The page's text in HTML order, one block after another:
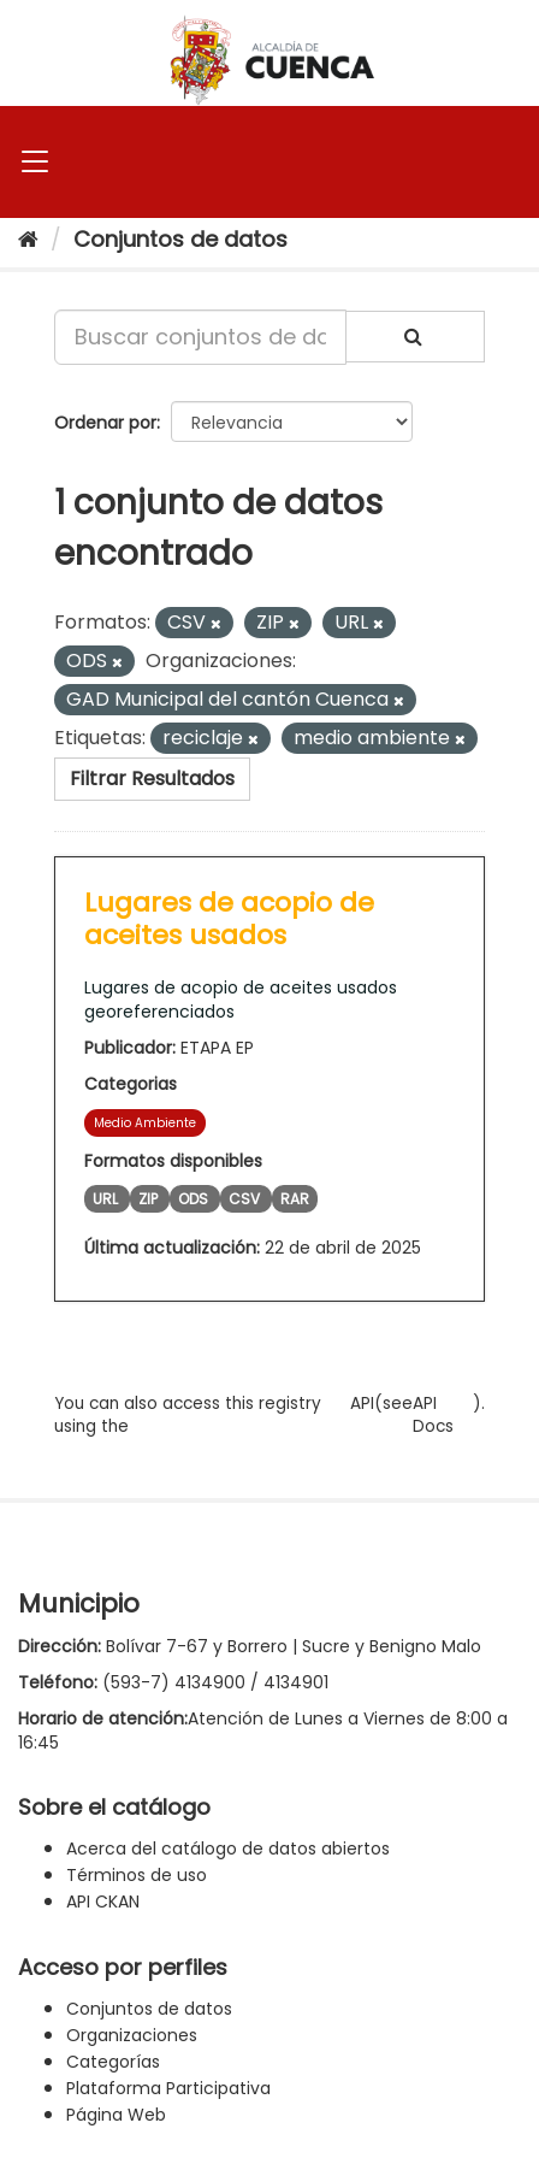
Conjuntos de datos
Ordenar por
1 conjunto de datos
encontrado
Formatos: CSV ZIP
URL
ODS
Organizaciones:
GAD Municipal del cantón Cuenca
Etiquetas:
reciclaje
medio ambiente
Filtrar Resultados
Lugares de acopio de
aceites usados
Lugares de acopio de aceites usados
georeferenciados
Publicador: ETAPA EP
Categorias
Medio Ambiente
Formatos disponibles
URL ZIP ODS CSV RAR
Última actualización: 22 de abril de 2025
You can also access this registry
using the
API(seeAPI
Docs
).
Municipio
Dirección: Bolívar 7-67 y Borrero | Sucre y Benigno Malo
Teléfono: (593-7) 4134900 / 4134901
Horario de atención:Atención de Lunes a Viernes de 8:00 a
16:45
Sobre el catálogo
Acerca del catálogo de datos abiertos
Términos de uso
API CKAN
Acceso por perfiles
Conjuntos de datos
Organizaciones
Categorías
Plataforma Participativa
Página Web